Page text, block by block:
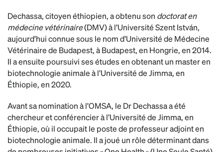
Dechassa, citoyen éthiopien, a obtenu son doctorat en
médecine vétérinaire(DMV) à l’Université Szent István,
aujourd’hui connue sous le nom d’Université de Médecine
Vétérinaire de Budapest, à Budapest, en Hongrie, en 2014.
Il a ensuite poursuivi ses études en obtenant un master en
biotechnologie animale à l’Université de Jimma, en
Éthiopie, en 2020.
Avant sa nomination à l’OMSA, le Dr Dechassa a été
chercheur et conférencier à l’Université de Jimma, en
Éthiopie, où il occupait le poste de professeur adjoint en
biotechnologie animale. Il a joué un rôle déterminant dans